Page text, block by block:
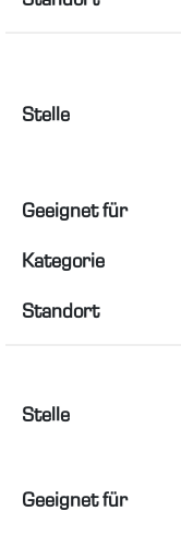
Stelle
Geeignet für
Kategorie
Standort
Stelle
Geeignet für